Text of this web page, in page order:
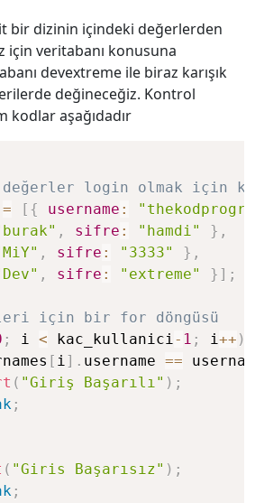
bir dizinin içindeki değerlerden
için veritabanı konusuna
devextreme ile biraz karışık
değineceğiz. Kontrol
kodlar aşağıdadır
login olmak için
= [ { username :
, sifre : "hamdi" } ,
, sifre : "3333" } ,
, sifre : "extreme" } ] ;
için bir for döngüsü
; i < kac_kullanici- 1 ; i++ )
[ i] . username ==
( "Giriş Başarılı" ) ;
;
( "Giris Başarısız" ) ;
;